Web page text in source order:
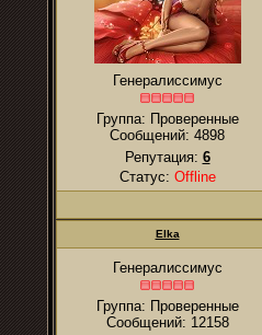
Генералиссимус
Группа: Проверенные
Сообщений: 4898
Репутация: 6
Статус: Offline
Elka
Генералиссимус
Группа: Проверенные
Сообщений: 12158